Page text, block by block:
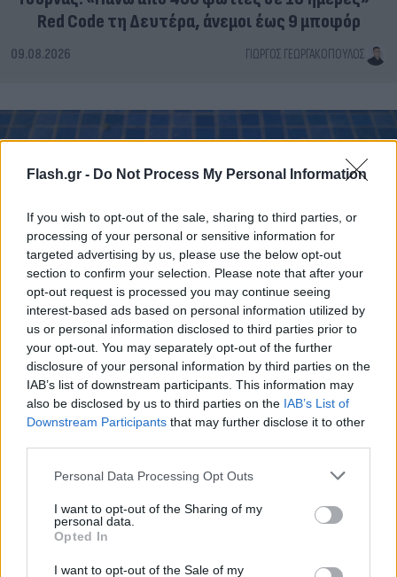
Flash.gr - Do Not Process My Personal Information
If you wish to opt-out of the sale, sharing to third parties, or
processing of your personal or sensitive information for
targeted advertising by us, please use the below opt-out
section to confirm your selection. Please note that after your
opt-out request is processed you may continue seeing
interest-based ads based on personal information utilized by
us or personal information disclosed to third parties prior to
your opt-out. You may separately opt-out of the further
disclosure of your personal information by third parties on the
IAB’s list of downstream participants. This information may
also be disclosed by us to third parties on the IAB’s List of
Downstream Participants that may further disclose it to other
Please note that this website/app uses one or more Google
not limited to your visit or usage behaviour. You may click to
grant or deny consent to Google and its third-party tags to
use your data for below specified purposes in below Google
consent section.
Personal Data Processing Opt Outs
I want to opt-out of the Sharing of my
personal data.
Opted In
I want to opt-out of the Sale of my
Red Code τη Δευτέρα, άνεμοι έως 9 μποφόρ
09.08.2026 ΓΙΏΡΓΟΣ ΓΕΩΡΓΑΚΌΠΟΥΛΟΣ
Πάρος: Τα μοιραία λεπτά πριν τον πνιγμό του
4χρονου σε πισίνα - «Κλειδί» η ύπαρξη
ναυαγοσώστη